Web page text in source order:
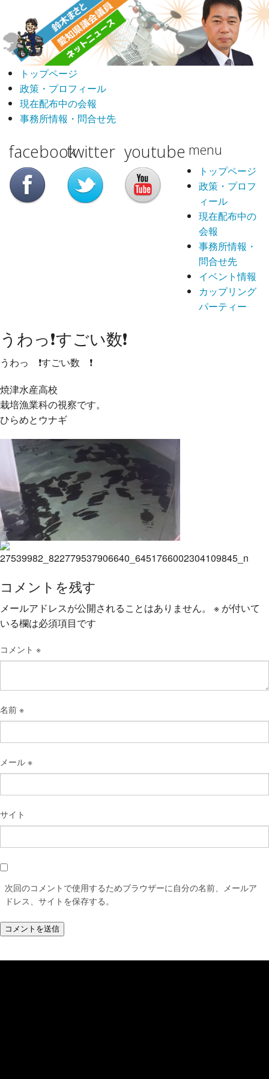
トップページ
政策・プロフィール
現在配布中の会報
事務所情報・問合せ先
facebooktwitter youtube menu
トップページ
政策・プロフ
ィール
現在配布中の
会報
事務所情報・
問合せ先
イベント情報
カップリング
パーティー
うわっ❗すごい数❗
うわっ ❗すごい数
❗
焼津水産高校
栽培漁業科の視察です。
ひらめとウナギ
コメントを残す
メールアドレスが公開されることはありません。 ※ が付いて
いる欄は必須項目です
コメント ※
名前 ※
メール ※
サイト
次回のコメントで使用するためブラウザーに自分の名前、メールア
ドレス、サイトを保存する。